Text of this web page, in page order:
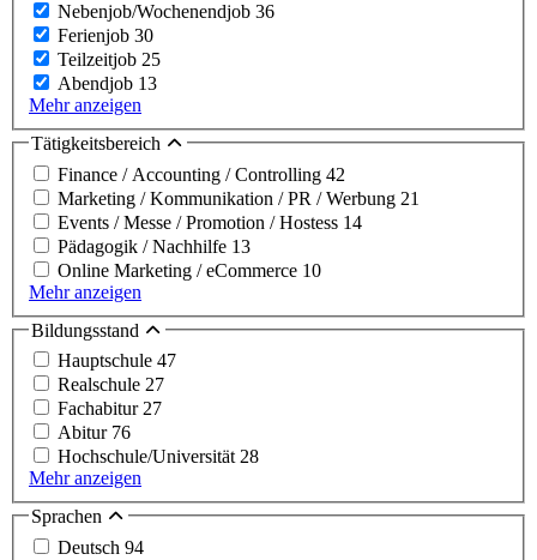
Nebenjob/Wochenendjob 36
Ferienjob 30
Teilzeitjob 25
Abendjob 13
Mehr anzeigen
Tätigkeitsbereich
Finance / Accounting / Controlling 42
Marketing / Kommunikation / PR / Werbung 21
Events / Messe / Promotion / Hostess 14
Pädagogik / Nachhilfe 13
Online Marketing / eCommerce 10
Mehr anzeigen
Bildungsstand
Hauptschule 47
Realschule 27
Fachabitur27
Abitur 76
Hochschule/Universität28
Mehr anzeigen
Sprachen
Deutsch 94